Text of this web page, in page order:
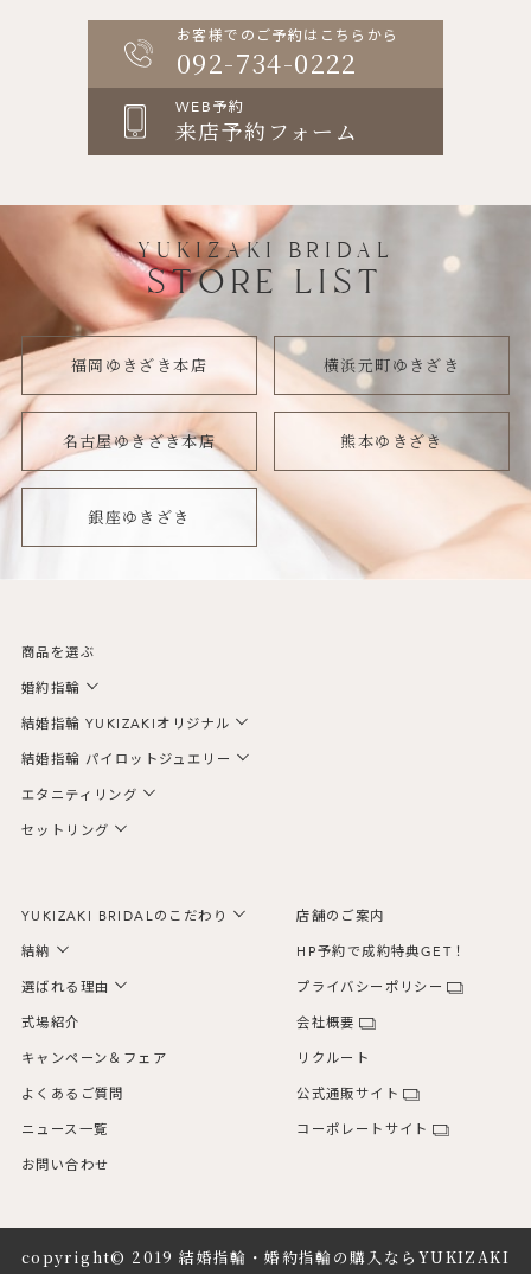
お客様でのご予約はこちらから
092-734-0222
WEB予約
来店予約フォーム
YUKIZAKI BRIDAL
STORE LIST
福岡ゆきざき本店 横浜元町ゆきざき
名古屋ゆきざき本店 熊本ゆきざき
銀座ゆきざき
商品を選ぶ
婚約指輪
結婚指輪 YUKIZAKIオリジナル
結婚指輪 パイロットジュエリー
エタニティリング
セットリング
YUKIZAKI BRIDALのこだわり
結納
選ばれる理由
式場紹介
キャンペーン＆フェア
よくあるご質問
ニュース一覧
お問い合わせ
店舗のご案内
HP予約で成約特典GET！
プライバシーポリシー
会社概要
リクルート
公式通販サイト
コーポレートサイト
copyright© 2019結婚指輪・婚約指輪の購入ならYUKIZAKI